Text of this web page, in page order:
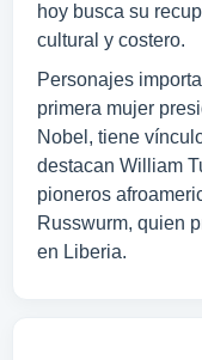
hoy busca su
cultural y costero.
Personajes
primera mujer
Nobel, tiene
destacan William
pioneros
Russwurm, quien
en Liberia.